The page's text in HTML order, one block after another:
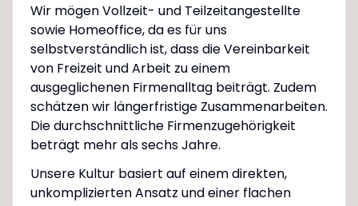
Wir mögen Vollzeit- und Teilzeitangestellte
sowie Homeoffice, da es für uns
selbstverständlich ist, dass die Vereinbarkeit
von Freizeit und Arbeit zu einem
ausgeglichenen Firmenalltag beiträgt. Zudem
schätzen wir längerfristige Zusammenarbeiten.
Die durchschnittliche Firmenzugehörigkeit
beträgt mehr als sechs Jahre.
Unsere Kultur basiert auf einem direkten,
unkomplizierten Ansatz und einer flachen